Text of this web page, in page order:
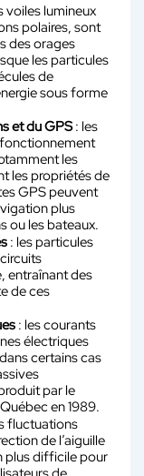
voiles lumineux
polaires, sont
des orages
les particules
de
sous forme
et du GPS: les
les
les propriétés de
GPS peuvent
plus
ou les bateaux.
: les particules
entraînant des
de ces
: les courants
électriques
certains cas
par le
en 1989.
fluctuations
de l’aiguille
plus difficile pour